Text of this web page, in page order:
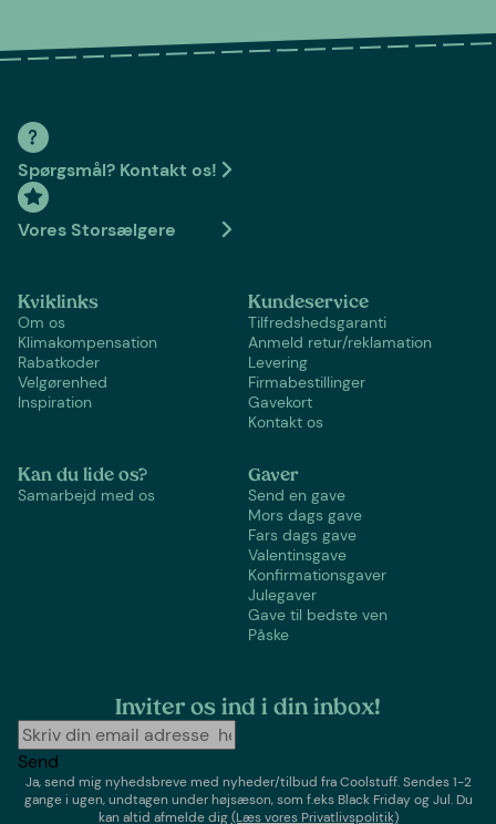
Spørgsmål? Kontakt os!
Vores Storsælgere
Kviklinks
Om os
Klimakompensation
Rabatkoder
Velgørenhed
Inspiration
Kundeservice
Tilfredshedsgaranti
Anmeld retur/reklamation
Levering
Firmabestillinger
Gavekort
Kontakt os
Kan du lide os?
Samarbejd med os
Gaver
Send en gave
Mors dags gave
Fars dags gave
Valentinsgave
Konfirmationsgaver
Julegaver
Gave til bedste ven
Påske
Inviter os ind i din inbox!
Send
Ja, send mig nyhedsbreve med nyheder/tilbud fraCoolstuff. Sendes 1-2
gange i ugen,undtagen under højsæson, som f.eks Black Friday og Jul. Du
kan altid afmelde dig(Læs vores Privatlivspolitik)